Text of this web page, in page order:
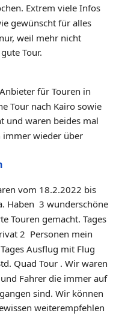
Extrem viele Infos
gewünscht für alles
weil mehr nicht
Tour.
für Touren in
Tour nach Kairo sowie
und waren beides mal
immer wieder über
vom 18.2.2022 bis
Haben  3 wunderschöne
Touren gemacht. Tages
2  Personen mein
Ausflug mit Flug
Quad Tour . Wir waren
Fahrer die immer auf
sind. Wir können
weiterempfehlen